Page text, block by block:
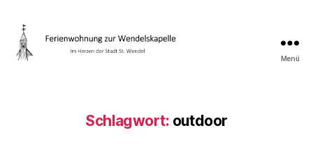
Menü
Schlagwort: outdoor